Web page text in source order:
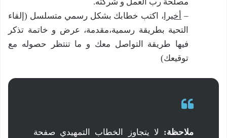
– أخيرا ، اكتب خطابك بشكل رسمي متسلسل (إلقاء
التحية بطريقة رسمية،مقدمة، عرض و خاتمة تذكر
فيها طريقة التواصل معك و ما تنتظر حصوله مع
توقيعك)
ملاحظة: لا يتجاوز الخطاب التمهيدي صفحة